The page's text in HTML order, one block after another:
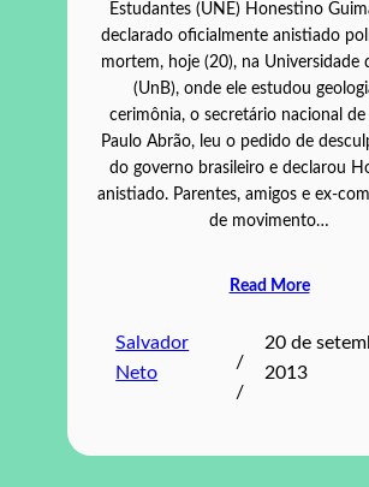
Estudantes (UNE) Honestino
declarado oficialmente anistiado
mortem, hoje (20), na Universidade
(UnB), onde ele estudou
cerimônia, o secretário nacional de
Paulo Abrão, leu o pedido de
do governo brasileiro e declarou
anistiado. Parentes, amigos e ex-
de movimento…
Read More
Salvador
Neto
/
/
20 de
2013